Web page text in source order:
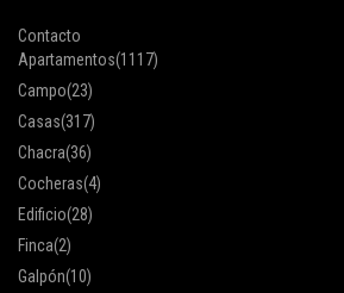
Contacto
Apartamentos(1117)
Campo(23)
Casas(317)
Chacra(36)
Cocheras(4)
Edificio(28)
Finca(2)
Galpón(10)